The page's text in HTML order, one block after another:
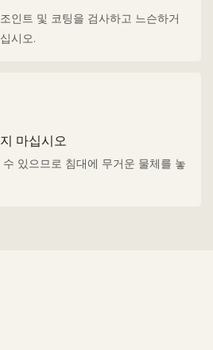
인트 및 코팅을 검사하고 느슨하거
시오.
마십시오
있으므로 침대에 무거운 물체를 놓